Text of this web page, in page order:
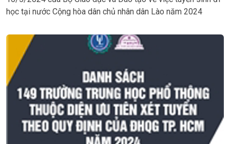
học tại nước Cộng hòa dân chủ nhân dân Lào năm 2024